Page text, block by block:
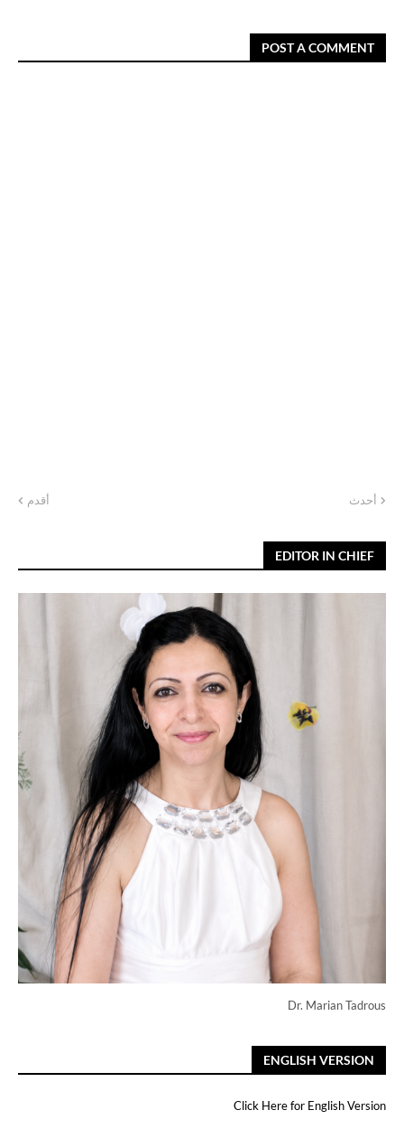
POST A COMMENT
أحدث أقدم
EDITOR IN CHIEF
Dr. Marian Tadrous
ENGLISH VERSION
Click Here for English Version